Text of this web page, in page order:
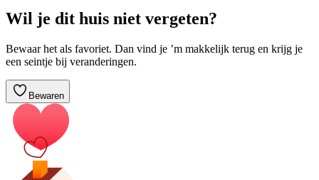
Wil je dit huis niet vergeten?
Bewaar het als favoriet. Dan vind je ’m makkelijk terug en krijg je
een seintje bij veranderingen.
Bewaren